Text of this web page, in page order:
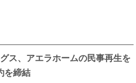
ス、アエラホームの民事再生を
を締結